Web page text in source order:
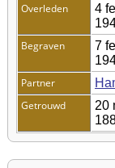
Overleden
4
Begraven
7
Partner
Getrouwd
20